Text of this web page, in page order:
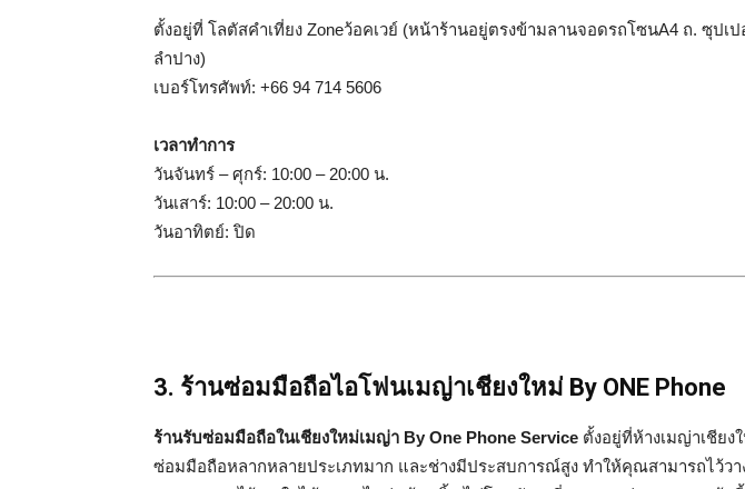
ตั้งอยู่ที่ โลตัสคำเที่ยง Zoneว้อคเวย์ (หน้าร้านอยู่ตรงข้ามลานจอดรถโซนA4 ถ. ซุปเป
ลำปาง)
เบอร์โทรศัพท์: +66 94 714 5606
เวลาทำการ
วันจันทร์ – ศุกร์: 10:00 – 20:00 น.
วันเสาร์: 10:00 – 20:00 น.
วันอาทิตย์: ปิด
3. ร้านซ่อมมือถือไอโฟนเมญ่าเชียงใหม่ By ONE Phone
ร้านรับซ่อมมือถือในเชียงใหม่เมญ่า By One Phone Service ตั้งอยู่ที่ห้างเมญ่าเชียง
ซ่อมมือถือหลากหลายประเภทมาก และช่างมีประสบการณ์สูง ทำให้คุณสามารถไว้วา